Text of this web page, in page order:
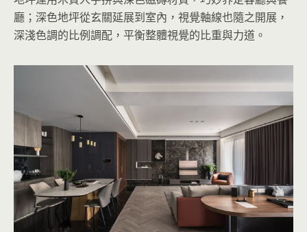
廳；深色地坪從玄關延展到室內，視覺軸線也隨之開展，
深淺色調的比例調配，平衡整體視覺的比重與力道。